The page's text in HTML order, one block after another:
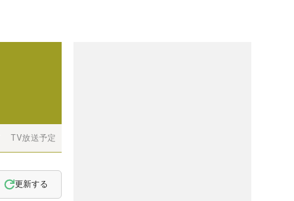
TV放送予定
更新する